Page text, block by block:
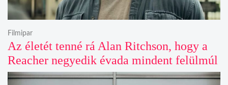
Az életét tenné rá Alan Ritchson, hogy a
Reacher negyedik évada mindent felülmúl
Filmipar